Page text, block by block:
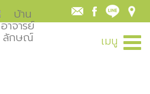
เมนู